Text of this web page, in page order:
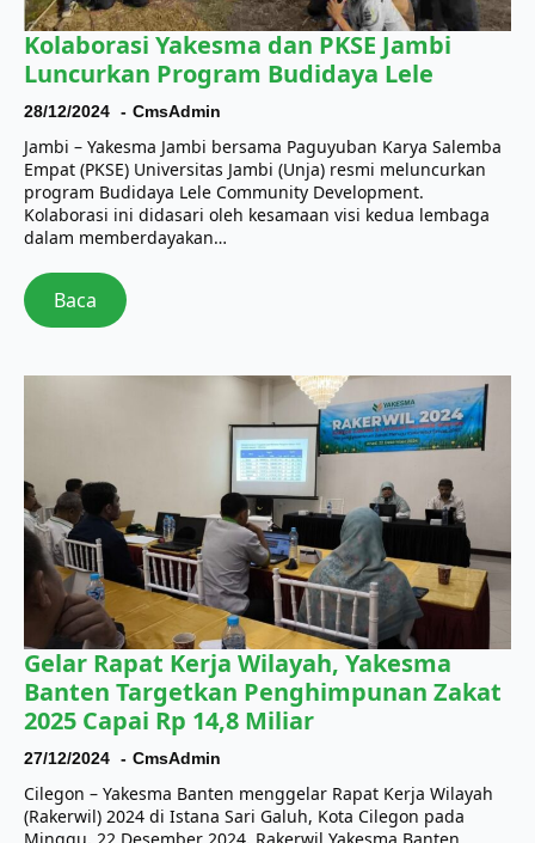
Kolaborasi Yakesma dan PKSE Jambi
Luncurkan Program Budidaya Lele
28/12/2024 CmsAdmin
Jambi – Yakesma Jambi bersama Paguyuban Karya Salemba
Empat (PKSE) Universitas Jambi (Unja) resmi meluncurkan
program Budidaya Lele Community Development.
Kolaborasi ini didasari oleh kesamaan visi kedua lembaga
dalam memberdayakan…
Baca
Gelar Rapat Kerja Wilayah, Yakesma
Banten Targetkan Penghimpunan Zakat
2025 Capai Rp 14,8 Miliar
27/12/2024 CmsAdmin
Cilegon – Yakesma Banten menggelar Rapat Kerja Wilayah
(Rakerwil) 2024 di Istana Sari Galuh, Kota Cilegon pada